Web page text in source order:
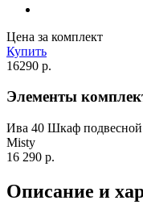
Цена за комплект
Купить
16290 р.
Элементы
Ива 40 Шкаф подвесной
Misty
16 290 р.
Описание и